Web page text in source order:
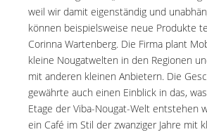
weil wir damit eigenständig und
können beispielsweise neue Produkte
Corinna Wartenberg. Die Firma plant
kleine Nougatwelten in den Regionen
mit anderen kleinen Anbietern. Die
gewährte auch einen Einblick in das,
Etage der Viba-Nougat-Welt entstehen
ein Café im Stil der zwanziger Jahre mit